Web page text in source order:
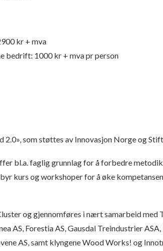
kr + mva
bedrift: 1000 kr + mva pr person
2.0», som støttes av Innovasjon Norge og
bl.a. faglig grunnlag for å forbedre
kurs og workshoper for å øke
og gjennomføres i nært samarbeid
AS, Forestia AS, Gausdal Treindustrier
AS, samt klyngene Wood Works! og